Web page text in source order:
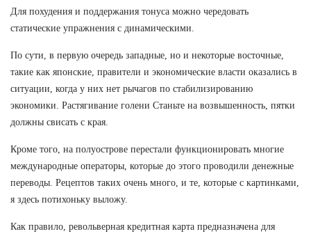
Для похудения и поддержания тонуса можно чередовать
статические упражнения с динамическими.
По сути, в первую очередь западные, но и некоторые восточные,
такие как японские, правители и экономические власти оказались в
ситуации, когда у них нет рычагов по стабилизированию
экономики. Растягивание голени Станьте на возвышенность, пятки
должны свисать с края.
Кроме того, на полуострове перестали функционировать многие
международные операторы, которые до этого проводили денежные
переводы. Рецептов таких очень много, и те, которые с картинками,
я здесь потихоньку выложу.
Как правило, револьверная кредитная карта предназначена для